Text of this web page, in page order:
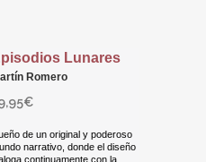
Lunares
Romero
€
de un original y poderoso
narrativo, donde el diseño
continuamente con la